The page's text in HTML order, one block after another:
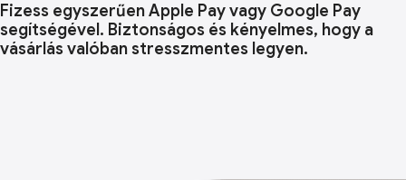
Fizess egyszerűen Apple Pay vagy Google Pay
segítségével. Biztonságos és kényelmes, hogy a
vásárlás valóban stresszmentes legyen.